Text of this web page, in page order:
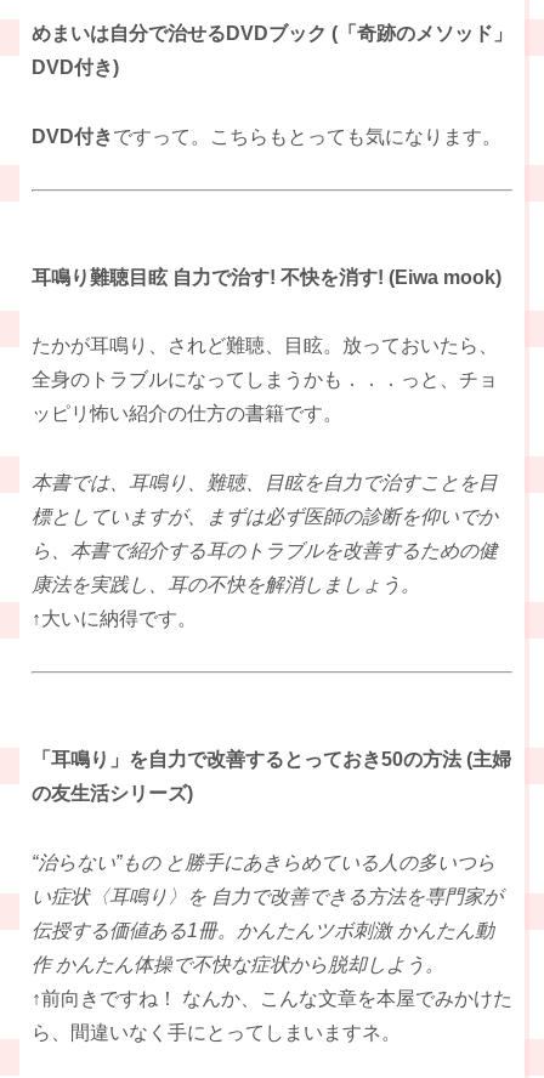
めまいは自分で治せるDVDブック (「奇跡のメソッド」
DVD付き)
DVD付きですって。こちらもとっても気になります。
耳鳴り難聴目眩 自力で治す! 不快を消す! (Eiwa mook)
たかが耳鳴り、されど難聴、目眩。放っておいたら、
全身のトラブルになってしまうかも．．．っと、チョ
ッピリ怖い紹介の仕方の書籍です。
本書では、耳鳴り、難聴、目眩を自力で治すことを目
標としていますが、まずは必ず医師の診断を仰いでか
ら、本書で紹介する耳のトラブルを改善するための健
康法を実践し、耳の不快を解消しましょう。
↑大いに納得です。
「耳鳴り」を自力で改善するとっておき50の方法 (主婦
の友生活シリーズ)
“治らない”もの と勝手にあきらめている人の多いつら
い症状〈耳鳴り〉を 自力で改善できる方法を専門家が
伝授する価値ある1冊。かんたんツボ刺激 かんたん動
作 かんたん体操で不快な症状から脱却しよう。
↑前向きですね！ なんか、こんな文章を本屋でみかけた
ら、間違いなく手にとってしまいますネ。